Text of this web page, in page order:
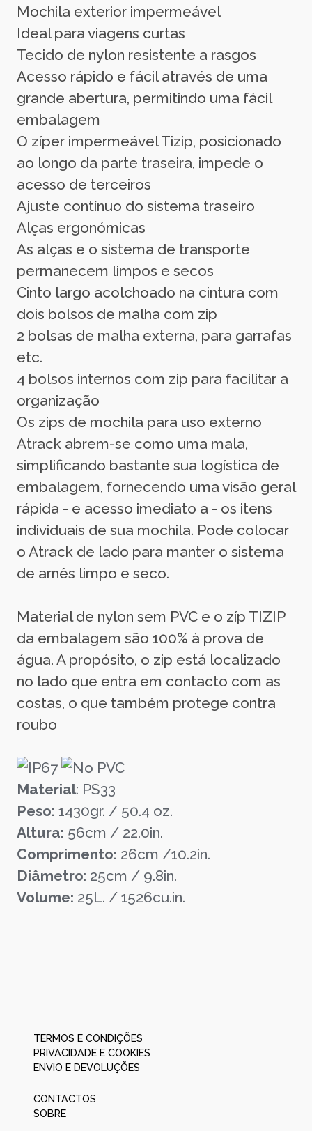
Mochila exterior impermeável
Ideal para viagens curtas
Tecido de nylon resistente a rasgos
Acesso rápido e fácil através de uma
grande abertura, permitindo uma fácil
embalagem
O zíper impermeável Tizip, posicionado
ao longo da parte traseira, impede o
acesso de terceiros
Ajuste contínuo do sistema traseiro
Alças ergonómicas
As alças e o sistema de transporte
permanecem limpos e secos
Cinto largo acolchoado na cintura com
dois bolsos de malha com zip
2 bolsas de malha externa, para garrafas
etc.
4 bolsos internos com zip para facilitar a
organização
Os zips de mochila para uso externo
Atrack abrem-se como uma mala,
simplificando bastante sua logística de
embalagem, fornecendo uma visão geral
rápida - e acesso imediato a - os itens
individuais de sua mochila. Pode colocar
o Atrack de lado para manter o sistema
de arnês limpo e seco.
Material de nylon sem PVC e o zíp TIZIP
da embalagem são 100% à prova de
água. A propósito, o zip está localizado
no lado que entra em contacto com as
costas, o que também protege contra
roubo
Material: PS33
Peso: 1430gr. / 50.4 oz.
Altura: 56cm / 22.0in.
Comprimento: 26cm /10.2in.
Diâmetro: 25cm / 9.8in.
Volume: 25L. / 1526cu.in.
TERMOS E CONDIÇÕES
PRIVACIDADE E COOKIES
ENVIO E DEVOLUÇÕES
CONTACTOS
SOBRE